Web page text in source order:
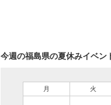
今週の福島県の夏休みイベン
月 火